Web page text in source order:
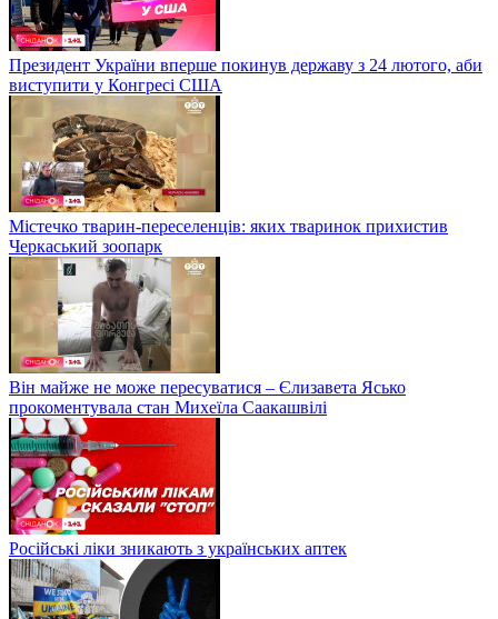
Президент України вперше покинув державу з 24 лютого, аби
виступити у Конгресі США
Містечко тварин-переселенців: яких тваринок прихистив
Черкаський зоопарк
Він майже не може пересуватися – Єлизавета Ясько
прокоментувала стан Михеїла Саакашвілі
Російські ліки зникають з українських аптек